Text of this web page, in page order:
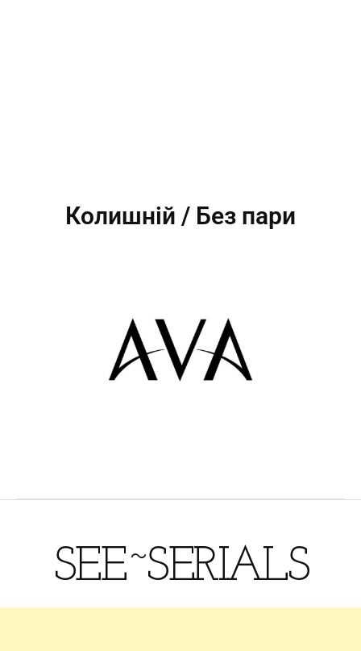
Колишній / Без пари
SEE~SERIALS